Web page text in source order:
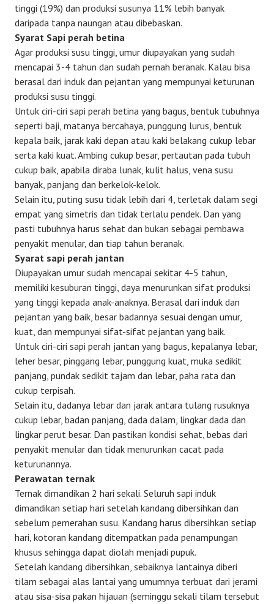
tinggi (19%) dan produksi susunya 11% lebih banyak
daripada tanpa naungan atau dibebaskan.
Syarat Sapi perah betina
Agar produksi susu tinggi, umur diupayakan yang sudah
mencapai 3-4 tahun dan sudah pernah beranak. Kalau bisa
berasal dari induk dan pejantan yang mempunyai keturunan
produksi susu tinggi.
Untuk ciri-ciri sapi perah betina yang bagus, bentuk tubuhnya
seperti baji, matanya bercahaya, punggung lurus, bentuk
kepala baik, jarak kaki depan atau kaki belakang cukup lebar
serta kaki kuat. Ambing cukup besar, pertautan pada tubuh
cukup baik, apabila diraba lunak, kulit halus, vena susu
banyak, panjang dan berkelok-kelok.
Selain itu, puting susu tidak lebih dari 4, terletak dalam segi
empat yang simetris dan tidak terlalu pendek. Dan yang
pasti tubuhnya harus sehat dan bukan sebagai pembawa
penyakit menular, dan tiap tahun beranak.
Syarat sapi perah jantan
Diupayakan umur sudah mencapai sekitar 4-5 tahun,
memiliki kesuburan tinggi, daya menurunkan sifat produksi
yang tinggi kepada anak-anaknya. Berasal dari induk dan
pejantan yang baik, besar badannya sesuai dengan umur,
kuat, dan mempunyai sifat-sifat pejantan yang baik.
Untuk ciri-ciri sapi perah jantan yang bagus, kepalanya lebar,
leher besar, pinggang lebar, punggung kuat, muka sedikit
panjang, pundak sedikit tajam dan lebar, paha rata dan
cukup terpisah.
Selain itu, dadanya lebar dan jarak antara tulang rusuknya
cukup lebar, badan panjang, dada dalam, lingkar dada dan
lingkar perut besar. Dan pastikan kondisi sehat, bebas dari
penyakit menular dan tidak menurunkan cacat pada
keturunannya.
Perawatan ternak
Ternak dimandikan 2 hari sekali. Seluruh sapi induk
dimandikan setiap hari setelah kandang dibersihkan dan
sebelum pemerahan susu. Kandang harus dibersihkan setiap
hari, kotoran kandang ditempatkan pada penampungan
khusus sehingga dapat diolah menjadi pupuk.
Setelah kandang dibersihkan, sebaiknya lantainya diberi
tilam sebagai alas lantai yang umumnya terbuat dari jerami
atau sisa-sisa pakan hijauan (seminggu sekali tilam tersebut